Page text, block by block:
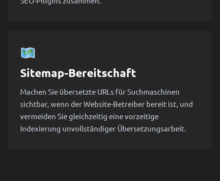
Sitemap-Bereitschaft
Machen Sie übersetzte URLs für Suchmaschinen
sichtbar, wenn der Website-Betreiber bereit ist, und
vermeiden Sie gleichzeitig eine vorzeitige
Indexierung unvollständiger Übersetzungsarbeit.